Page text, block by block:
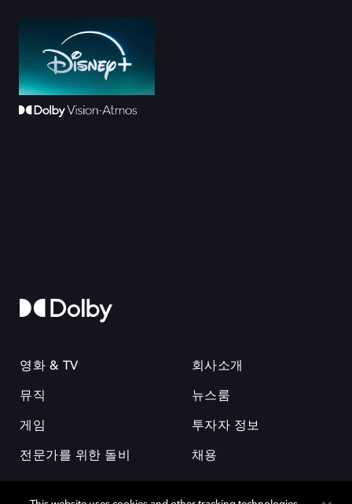
영화 & TV
뮤직
게임
전문가를 위한 돌비
회사소개
뉴스룸
투자자 정보
채용